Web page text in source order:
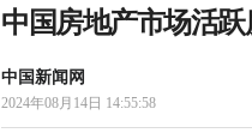
中国房地产市场活
中国新闻网
2024年08月14日 14:55:58